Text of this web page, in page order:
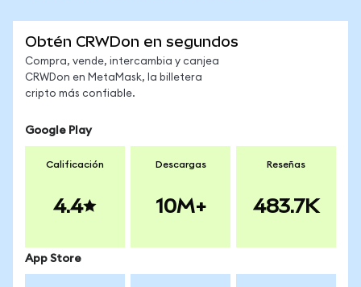
Obtén CRWDon en segundos
Compra, vende, intercambia y canjea
CRWDon en MetaMask, la billetera
cripto más confiable.
Google Play
Calificación
4.4
Descargas
10M+
Reseñas
483.7K
App Store